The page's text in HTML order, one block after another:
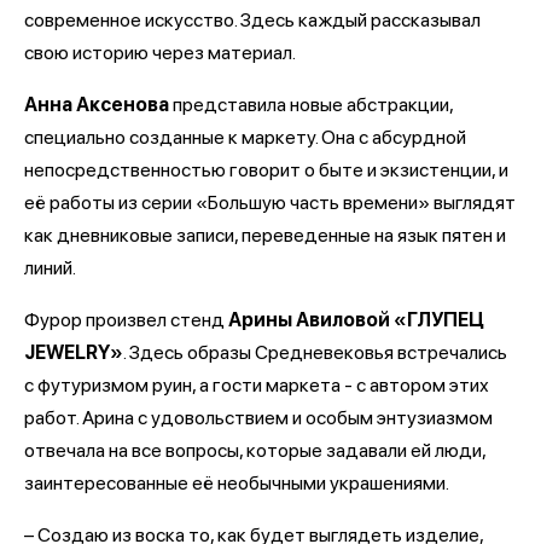
современное искусство. Здесь каждый рассказывал
свою историю через материал.
Анна Аксеновапредставила новые абстракции,
специально созданные к маркету. Она с абсурдной
непосредственностью говорит о быте и экзистенции, и
её работы из серии «Большую часть времени» выглядят
как дневниковые записи, переведенные на язык пятен и
линий.
Фурор произвел стендАрины Авиловой «ГЛУПЕЦ
JEWELRY». Здесь образы Средневековья встречались
с футуризмом руин, а гости маркета - с автором этих
работ. Арина с удовольствием и особым энтузиазмом
отвечала на все вопросы, которые задавали ей люди,
заинтересованные её необычными украшениями.
– Создаю из воска то, как будет выглядеть изделие,